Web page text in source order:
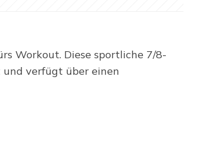
Workout. Diese sportliche 7/8-
verfügt über einen